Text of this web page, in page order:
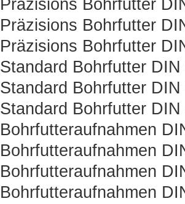
Präzisions Bohrfutter
Präzisions Bohrfutter
Präzisions Bohrfutter
Standard Bohrfutter DIN
Standard Bohrfutter
Standard Bohrfutter
Bohrfutteraufnahmen
Bohrfutteraufnahmen
Bohrfutteraufnahmen
Bohrfutteraufnahmen